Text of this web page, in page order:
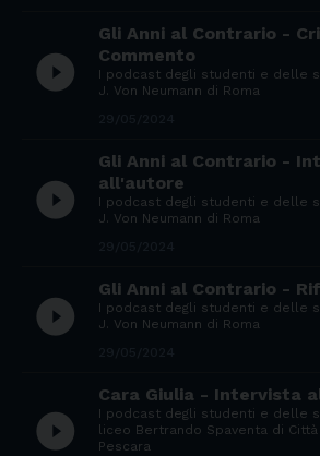
play_circle_filled
Gli Anni al Contrario -
Commento
I podcast degli studenti e delle
J. Von Neumann di Roma
play_circle_filled
Gli Anni al Contrario -
all'autore
I podcast degli studenti e delle
J. Von Neumann di Roma
play_circle_filled
Gli Anni al Contrario -
I podcast degli studenti e delle
J. Von Neumann di Roma
play_circle_filled
Cara Giulia - Intervista
I podcast degli studenti e delle
liceo Bertrando Spaventa di Città
Pescara